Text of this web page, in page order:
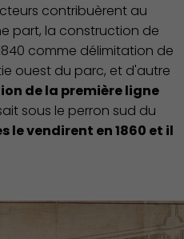
contribuèrent au
part, la construction de
comme délimitation de
ouest du parc, et d'autre
de la première ligne
sous le perron sud du
le vendirent en 1860 et il